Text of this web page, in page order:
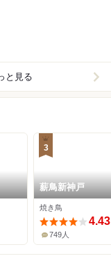
と見る
3
薪鳥新神戸
焼き鳥
4.43
749人